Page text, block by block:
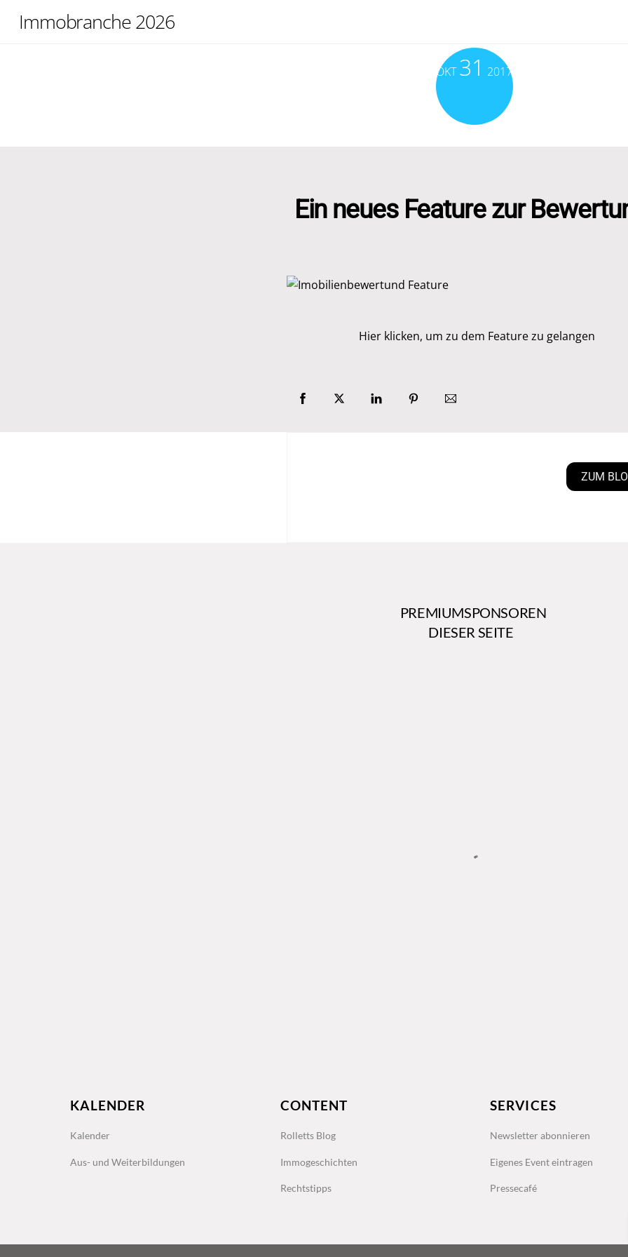
Immobranche 2026
OKT 31 2017
Ein neues Feature zur
Hier klicken, um zu dem Feature zu gelangen
ZUM
PREMIUMSPONSOREN
DIESER SEITE
KALENDER
Kalender
Aus- und Weiterbildungen
CONTENT
Rolletts Blog
Immogeschichten
Rechtstipps
SERVICES
Newsletter abonnieren
Eigenes Event eintragen
Pressecafé